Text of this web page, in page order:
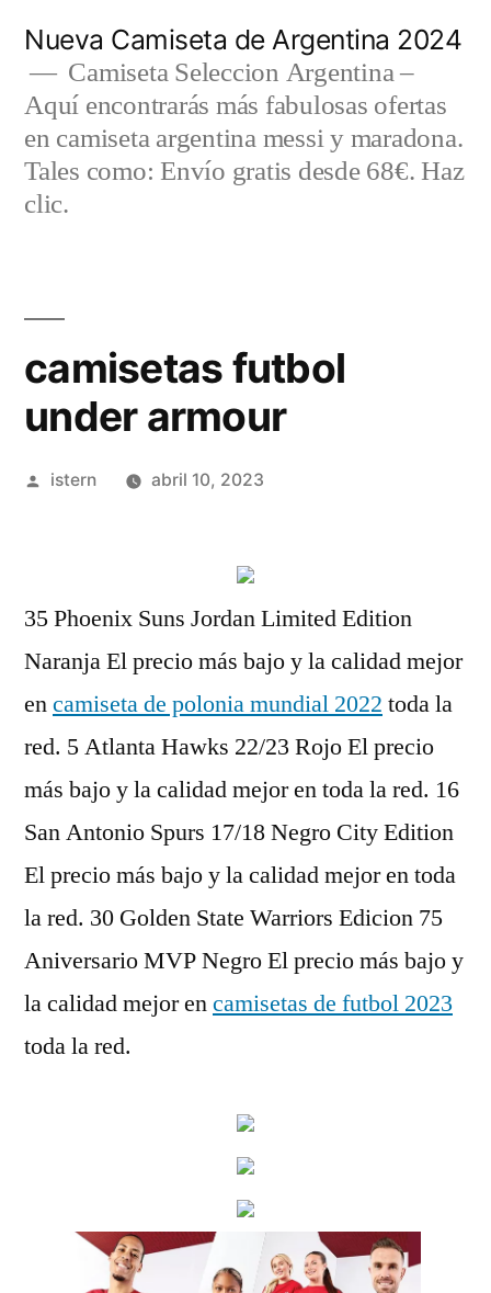
contenido
Nueva Camiseta de Argentina 2024
Camiseta Seleccion Argentina –
Aquí encontrarás más fabulosas ofertas
en camiseta argentina messi y maradona.
Tales como: Envío gratis desde 68€. Haz
clic.
camisetas futbol
under armour
Publicado
istern abril 10, 2023
35 Phoenix Suns Jordan Limited Edition
Naranja El precio más bajo y la calidad mejor
encamiseta de polonia mundial 2022 toda la
red. 5 Atlanta Hawks 22/23 Rojo El precio
más bajo y la calidad mejor en toda la red. 16
San Antonio Spurs 17/18 Negro City Edition
El precio más bajo y la calidad mejor en toda
la red. 30 Golden State Warriors Edicion 75
Aniversario MVP Negro El precio más bajo y
la calidad mejor encamisetas de futbol 2023
toda la red.